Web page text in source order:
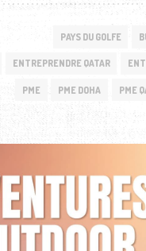
PAYS DU GOLFE
ENTREPRENDRE QATAR
PME PME DOHA PME